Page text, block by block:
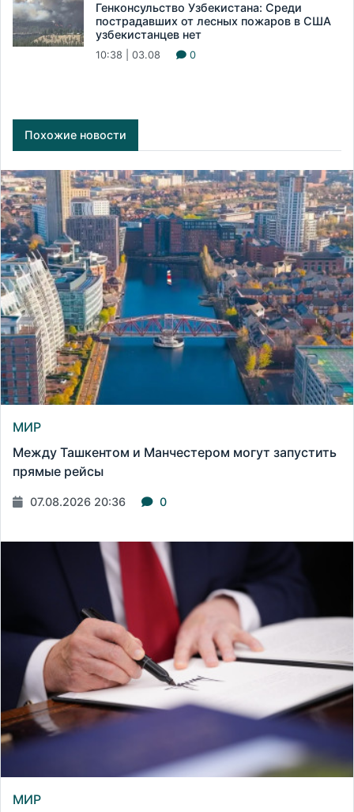
Генконсульство Узбекистана: Среди
пострадавших от лесных пожаров в США
узбекистанцев нет
10:38 | 03.08 0
Похожие новости
МИР
Между Ташкентом и Манчестером могут запустить
прямые рейсы
07.08.2026 20:36 0
МИР